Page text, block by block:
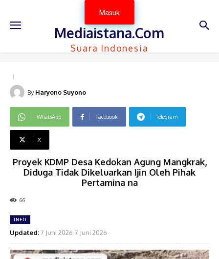
Masuk
Mediaistana.Com
Suara Indonesia
By Haryono Suyono
WhatsApp Facebook Telegram
X
Proyek KDMP Desa Kedokan Agung Mangkrak,
Diduga Tidak Dikeluarkan Ijin Oleh Pihak
Pertamina na
66
INFO
Updated:7 Juni 2026 7 Juni 2026